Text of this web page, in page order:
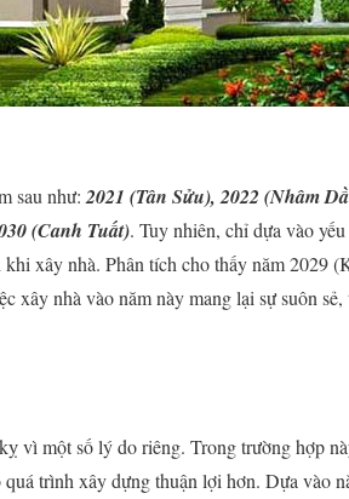
sau như: 2021 (Tân Sửu), 2022 (Nhâm
(Canh Tuất). Tuy nhiên, chỉ dựa vào
xây nhà. Phân tích cho thấy năm 2029
nhà vào năm này mang lại sự suôn sẻ,
vì một số lý do riêng. Trong trường hợp
trình xây dựng thuận lợi hơn. Dựa vào